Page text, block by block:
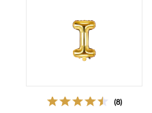
(8)